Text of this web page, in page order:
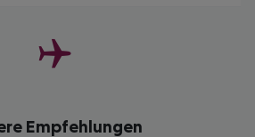
Empfehlungen